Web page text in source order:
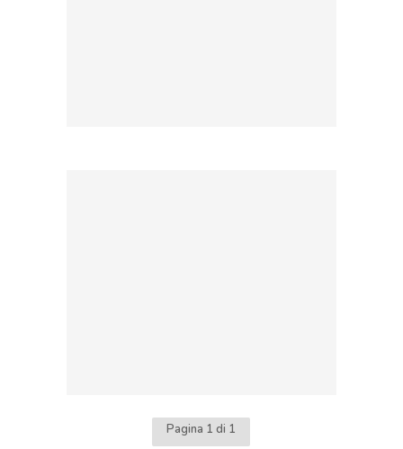
Pagina 1 di 1